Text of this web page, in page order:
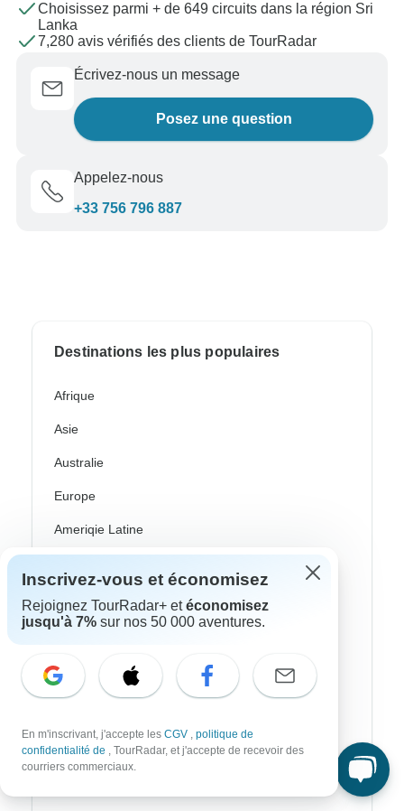
Choisissez parmi + de 649 circuits dans la région Sri
Lanka
7,280 avis vérifiés des clients de TourRadar
Écrivez-nous un message
Posez une question
Appelez-nous
+33 756 796 887
Destinations les plus populaires
Afrique
Asie
Australie
Europe
Ameriqie Latine
Égypte
Maroc
Afrique Du Sud
Bali
Chine
Inde
Inscrivez-vous et économisez
Rejoignez TourRadar+ etéconomisez
jusqu'à 7% sur nos 50 000 aventures.
En m'inscrivant, j'accepte les CGV , politique de
confidentialité de , TourRadar, et j'accepte de recevoir des
courriers commerciaux.